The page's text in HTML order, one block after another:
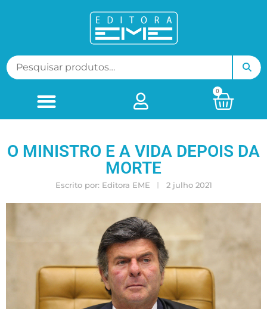
0
O MINISTRO E A VIDA DEPOIS DA
MORTE
Escrito por: Editora EME 2 julho 2021